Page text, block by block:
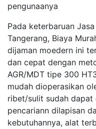
pengunaanya
Pada keterbaruan
Tangerang, Biaya
dijaman moedern ini
dan cepat dengan
AGR/MDT tipe 300
mudah dioperasikan
ribet/sulit sudah dapat
pencariann dilapisan
kebutuhannya, alat